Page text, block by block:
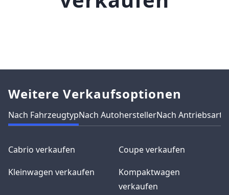
Weitere Verkaufsoptionen
Nach FahrzeugtypNach AutoherstellerNach Antriebsart
Cabrio verkaufen
Coupe verkaufen
Kleinwagen verkaufen
Kompaktwagen
verkaufen